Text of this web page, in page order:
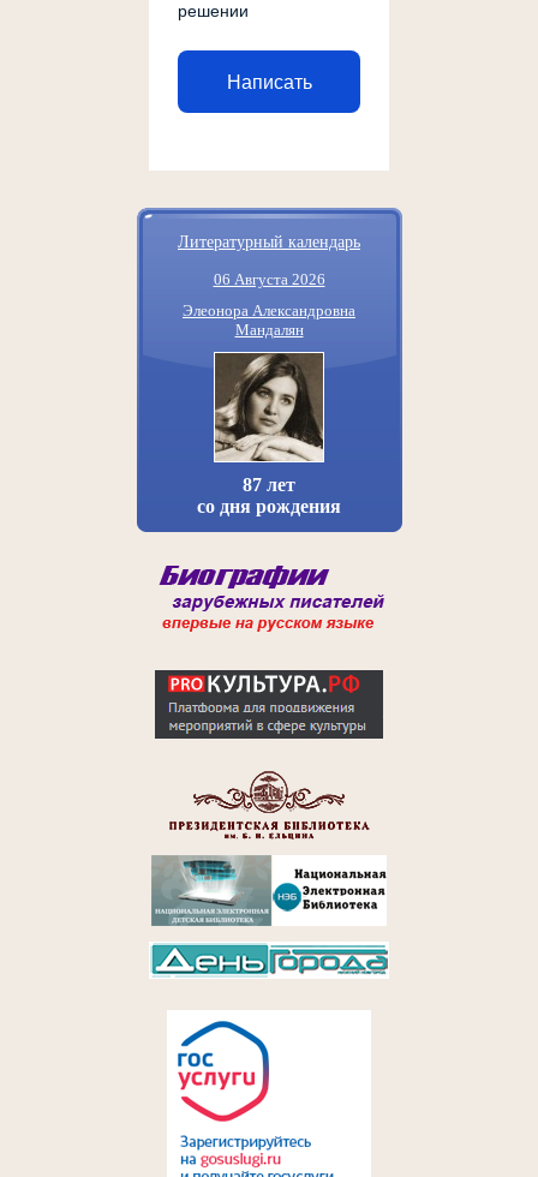
решении
Написать
Литературный календарь
06 Августа 2026
Элеонора Александровна
Мандалян
87 лет
со дня рождения